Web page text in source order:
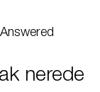
nerede